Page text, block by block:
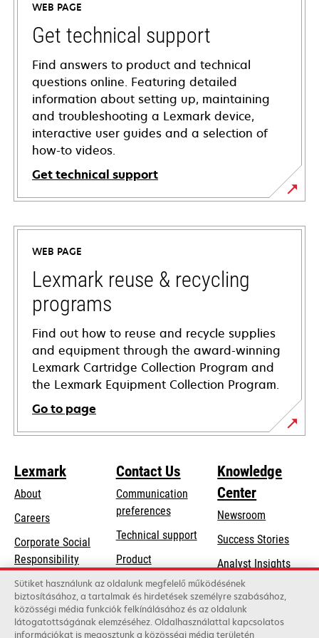
WEB PAGE
Get technical support
Find answers to product and technical
questions online. Featuring detailed
information about setting up, maintaining
and troubleshooting a Lexmark device,
interactive user guides and a selection of
how-to videos.
Get technical support
opens
in
new
tab
WEB PAGE
Lexmark reuse & recycling
programs
Find out how to reuse and recycle supplies
and equipment through the award-winning
Lexmark Cartridge Collection Program and
the Lexmark Equipment Collection Program.
Go to page
Lexmark
About
Careers
Corporate Social
Responsibilityopens
a
new
tab
Sustainability
Lexmark Partners
Contact Us
Communication
preferences
Technical supportopens
a
new
tab
Product
registration
Find a dealer
List of wholesalers
Knowledge
Center
Newsroom
Success Stories
Analyst Insights
Sütiket használunk az oldalunk megfelelő működésének
biztosításához, a tartalmak és hirdetések személyre szabásához,
közösségi média funkciók felkínálásához és az oldalunk
látogatottságának elemzéséhez. Oldalhasználattal kapcsolatos
információkat is megosztunk a közösségi média területén